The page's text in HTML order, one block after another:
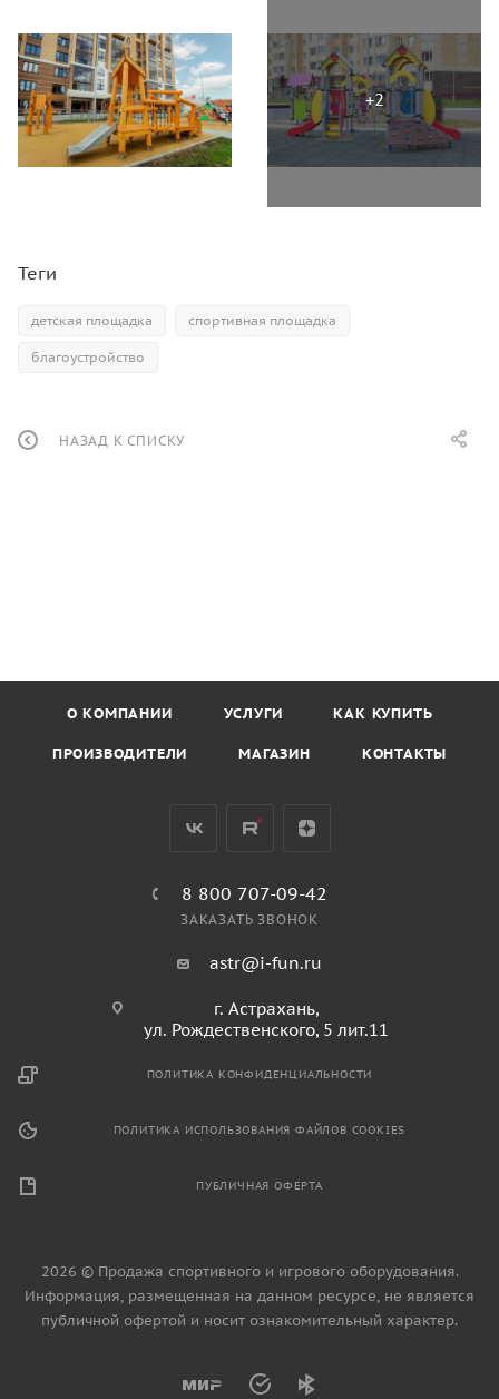
Теги
детская площадка спортивная площадка
благоустройство
НАЗАД К СПИСКУ
О КОМПАНИИ УСЛУГИ КАК КУПИТЬ
ПРОИЗВОДИТЕЛИ МАГАЗИН КОНТАКТЫ
8 800 707-09-42
ЗАКАЗАТЬ ЗВОНОК
astr@i-fun.ru
г. Астрахань,
ул. Рождественского, 5 лит.11
ПОЛИТИКА КОНФИДЕНЦИАЛЬНОСТИ
ПОЛИТИКА ИСПОЛЬЗОВАНИЯ ФАЙЛОВ COOKIES
ПУБЛИЧНАЯ ОФЕРТА
2026 © Продажа спортивного и игрового оборудования.
Информация, размещенная на данном ресурсе, не является
публичной офертой и носит ознакомительный характер.